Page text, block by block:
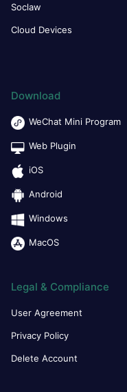
Soclaw
Cloud Devices
Download
WeChat Mini Program
Web Plugin
iOS
Android
Windows
MacOS
Legal & Compliance
User Agreement
Privacy Policy
Delete Account